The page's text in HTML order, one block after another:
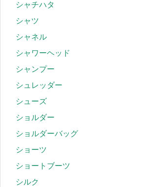
シャチハタ
シャツ
シャネル
シャワーヘッド
シャンプー
シュレッダー
シューズ
ショルダー
ショルダーバッグ
ショーツ
ショートブーツ
シルク